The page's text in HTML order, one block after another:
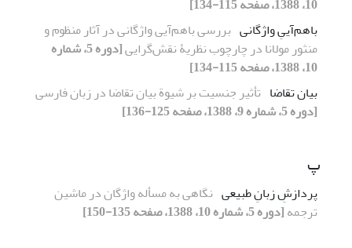
باهم‌آییِ واژگانی بررسی باهم‌آیی واژگانی در آثار منظوم و
منثور مولانا در چارچوب نظریۀ نقش‌گرایی
[دوره 5، شماره
10، 1388، صفحه 115-134]
بیان تقاضا تأثیر جنسیت بر شیوة بیان تقاضا در زبان فارسی
[دوره 5، شماره 9، 1388، صفحه 125-136]
پ
پردازشِ زبانِ طبیعی نگاهی به مسأله واژگان در ماشین
ترجمه[دوره 5، شماره 10، 1388، صفحه 135-150]